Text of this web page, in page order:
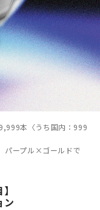
本〈うち国内：999
パープル×ゴールドで
ン